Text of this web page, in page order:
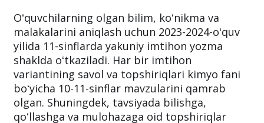
Oʻquvchilarning olgan bilim, koʻnikma va
malakalarini aniqlash uchun 2023-2024-oʻquv
yilida 11-sinflarda yakuniy imtihon yozma
shaklda oʻtkaziladi. Har bir imtihon
variantining savol va topshiriqlari kimyo fani
boʻyicha 10-11-sinflar mavzularini qamrab
olgan. Shuningdek, tavsiyada bilishga,
qoʻllashga va mulohazaga oid topshiriqlar